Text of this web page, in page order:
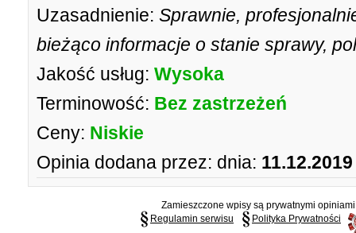
Uzasadnienie: Sprawnie,
bieżąco informacje o stanie sprawy,
Jakość usług: Wysoka
Terminowość: Bez zastrzeżeń
Ceny: Niskie
Opinia dodana przez: dnia:
Zamieszczone wpisy są prywatnymi
Regulamin serwisu
Polityka Prywatności